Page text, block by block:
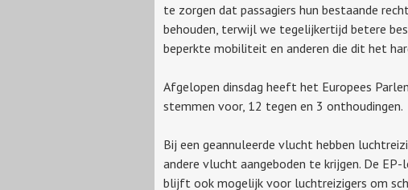
te zorgen dat passagiers hun bestaande
behouden, terwijl we tegelijkertijd betere
beperkte mobiliteit en anderen die dit het
Afgelopen dinsdag heeft het Europees
stemmen voor, 12 tegen en 3 onthoudingen.
Bij een geannuleerde vlucht hebben
andere vlucht aangeboden te krijgen. De
blijft ook mogelijk voor luchtreizigers om